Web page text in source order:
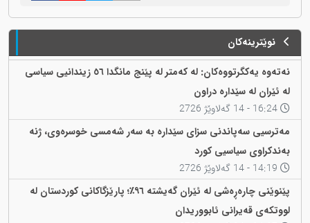
نوێترینەکان
نەتەوە یەکگرتووەکان: لە کەمتر لە پێنج مانگدا ٥٦ زیندانیی سیاسی
لە ئێران لە سێدارە دراون
مەترسیی سەپاندنی سزای سێدارە بە سەر شەمسی خوسرەوی، ژنە
بەندکراوی سیاسیی کورد
پێنوێنی چارەڕەشی لە ئێران گەیشتە ٩٦٪؛ پارێزگاکانی کوردستان لە
لووتکەی قەیرانی ئابووریدان